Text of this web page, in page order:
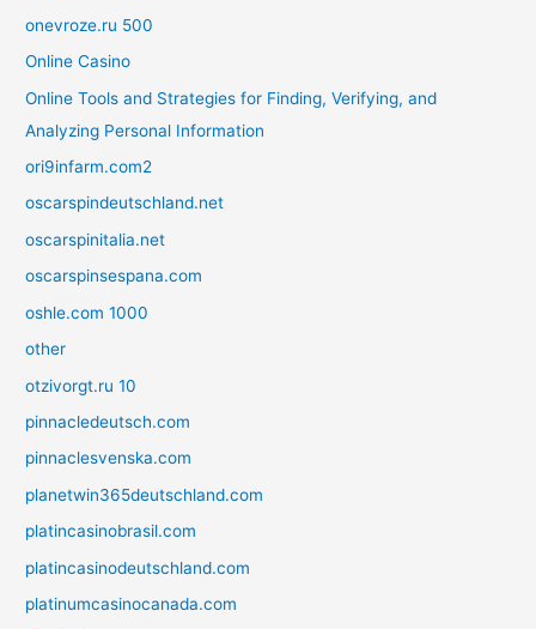
onevroze.ru 500
Online Casino
Online Tools and Strategies for Finding, Verifying, and
Analyzing Personal Information
ori9infarm.com2
oscarspindeutschland.net
oscarspinitalia.net
oscarspinsespana.com
oshle.com 1000
other
otzivorgt.ru 10
pinnacledeutsch.com
pinnaclesvenska.com
planetwin365deutschland.com
platincasinobrasil.com
platincasinodeutschland.com
platinumcasinocanada.com